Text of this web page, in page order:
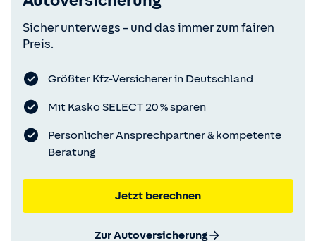
Sicher unterwegs – und das immer zum fairen
Preis.
Größter Kfz-Versicherer in Deutschland
Mit Kasko SELECT 20 % sparen
Persönlicher Ansprechpartner & kompetente
Beratung
Jetzt berechnen
Zur Autoversicherung